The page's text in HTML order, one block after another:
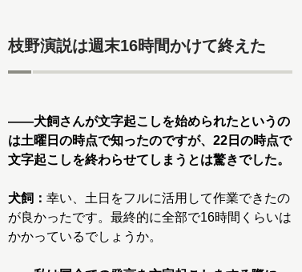
枝野演説は週末16時間かけて終えた
――犬飼さんが文字起こしを始められたというの
は土曜日の時点で知ったのですが、22日の時点で
文字起こしを終わらせてしまうとは驚きでした。
犬飼： 幸い、土日をフルに活用して作業できたの
が良かったです。最終的に全部で16時間くらいは
かかっているでしょうか。